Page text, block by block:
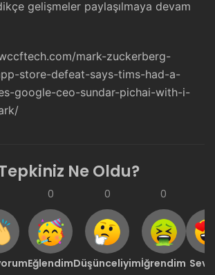
gelişmeler paylaşılmaya devam
mark-zuckerberg-
store-defeat-says-tims-had-a-
google-ceo-sundar-pichai-with-i-
Ne Oldu?
0
Eğlendim
0
Düşünceliyim
0
İğrendim